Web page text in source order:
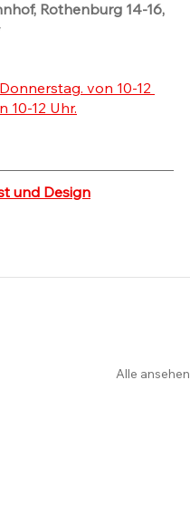
Rothenburg 14-16,
von 10-12
10-12 Uhr.
und Design
Alle ansehen